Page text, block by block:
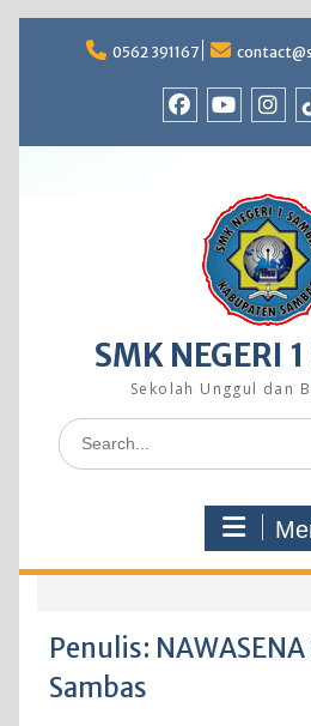
0562 391167
SMK NEGERI
Sekolah Unggul dan
Search
for:
Penulis:
Sambas